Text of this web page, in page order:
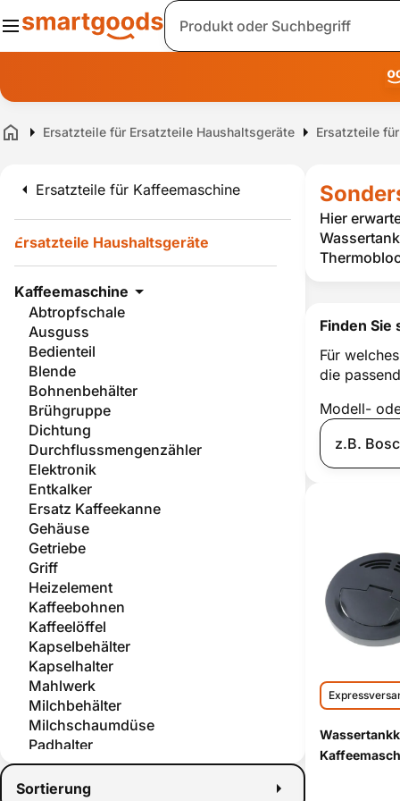
Suche
Home Ersatzteile für Ersatzteile Haushaltsgeräte Ersatzteile
Ersatzteile für Kaffeemaschine
Ersatzteile Haushaltsgeräte
Kaffeemaschine
Abtropfschale
Ausguss
Bedienteil
Blende
Bohnenbehälter
Brühgruppe
Dichtung
Durchflussmengenzähler
Elektronik
Entkalker
Ersatz Kaffeekanne
Gehäuse
Getriebe
Griff
Heizelement
Kaffeebohnen
Kaffeelöffel
Kapselbehälter
Kapselhalter
Mahlwerk
Milchbehälter
Milchschaumdüse
Padhalter
Pflege und Wartung
Pumpe
Sortierung
Hier
Finden Sie
Für
die
Modell-